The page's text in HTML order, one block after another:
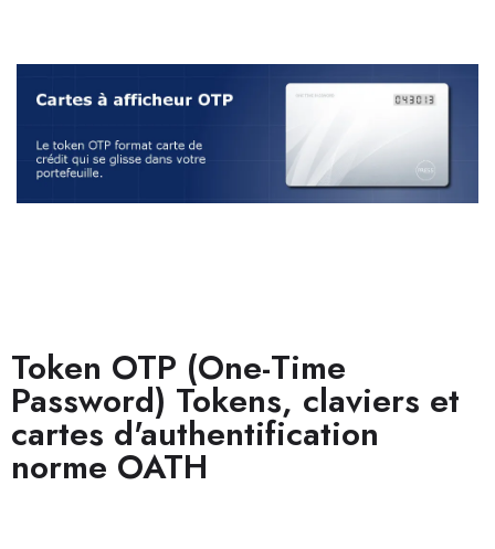
Token OTP (One-Time
Password) Tokens, claviers et
cartes d'authentification
norme OATH